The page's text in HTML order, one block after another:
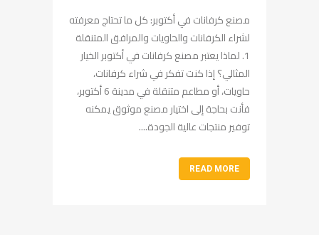
مصنع كرفانات في أكتوبر: كل ما تحتاج معرفته
لشراء الكرفانات والحاويات والمرافق المتنقلة
1. لماذا يعتبر مصنع كرفانات في أكتوبر الخيار
المثالي؟ إذا كنت تفكر في شراء كرفانات،
حاويات، أو مطاعم متنقلة في مدينة 6 أكتوبر،
فأنت بحاجة إلى اختيار مصنع موثوق يمكنه
توفير منتجات عالية الجودة....
READ MORE